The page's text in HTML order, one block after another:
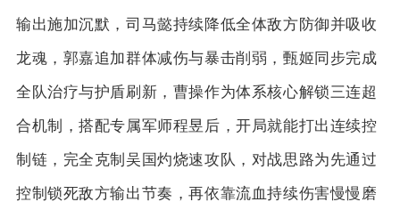
输出施加沉默，司马懿持续降低全体敌方防御并吸收
龙魂，郭嘉追加群体减伤与暴击削弱，甄姬同步完成
全队治疗与护盾刷新，曹操作为体系核心解锁三连超
合机制，搭配专属军师程昱后，开局就能打出连续控
制链，完全克制吴国灼烧速攻队，对战思路为先通过
控制锁死敌方输出节奏，再依靠流血持续伤害慢慢磨